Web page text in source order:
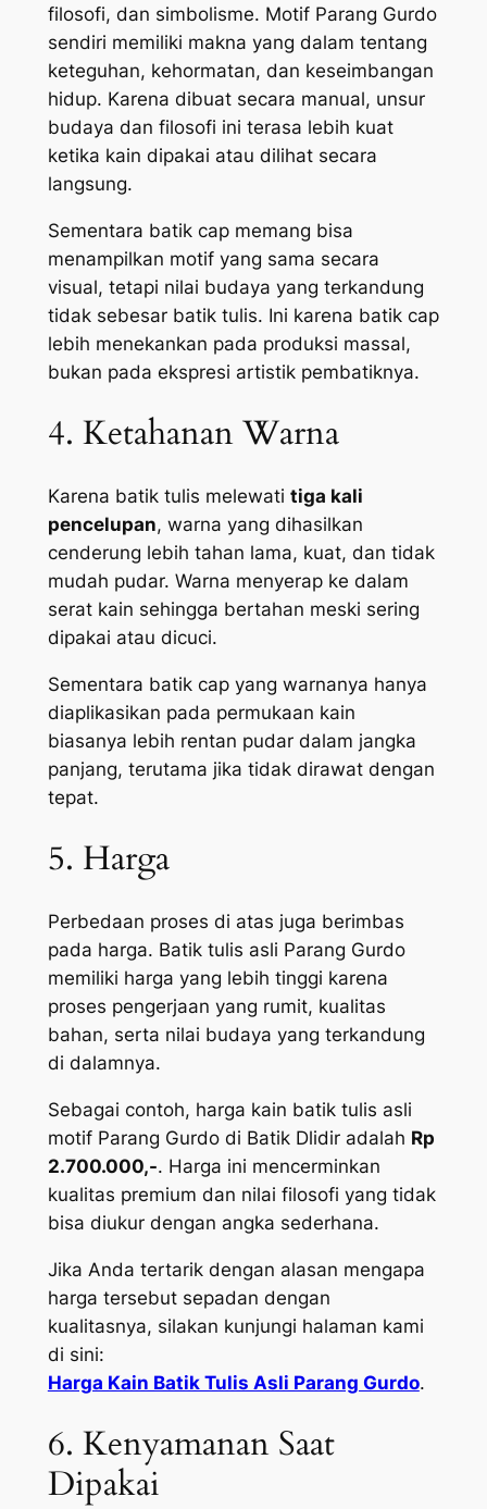
filosofi, dan simbolisme. Motif Parang Gurdo
sendiri memiliki makna yang dalam tentang
keteguhan, kehormatan, dan keseimbangan
hidup. Karena dibuat secara manual, unsur
budaya dan filosofi ini terasa lebih kuat
ketika kain dipakai atau dilihat secara
langsung.
Sementara batik cap memang bisa
menampilkan motif yang sama secara
visual, tetapi nilai budaya yang terkandung
tidak sebesar batik tulis. Ini karena batik cap
lebih menekankan pada produksi massal,
bukan pada ekspresi artistik pembatiknya.
4. Ketahanan Warna
Karena batik tulis melewati tiga kali
pencelupan, warna yang dihasilkan
cenderung lebih tahan lama, kuat, dan tidak
mudah pudar. Warna menyerap ke dalam
serat kain sehingga bertahan meski sering
dipakai atau dicuci.
Sementara batik cap yang warnanya hanya
diaplikasikan pada permukaan kain
biasanya lebih rentan pudar dalam jangka
panjang, terutama jika tidak dirawat dengan
tepat.
5. Harga
Perbedaan proses di atas juga berimbas
pada harga. Batik tulis asli Parang Gurdo
memiliki harga yang lebih tinggi karena
proses pengerjaan yang rumit, kualitas
bahan, serta nilai budaya yang terkandung
di dalamnya.
Sebagai contoh, harga kain batik tulis asli
motif Parang Gurdo di Batik Dlidir adalah Rp
2.700.000,-. Harga ini mencerminkan
kualitas premium dan nilai filosofi yang tidak
bisa diukur dengan angka sederhana.
Jika Anda tertarik dengan alasan mengapa
harga tersebut sepadan dengan
kualitasnya, silakan kunjungi halaman kami
di sini:
Harga Kain Batik Tulis Asli Parang Gurdo.
6. Kenyamanan Saat
Dipakai